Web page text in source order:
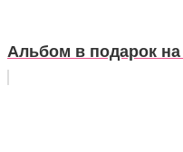
Альбом в подарок